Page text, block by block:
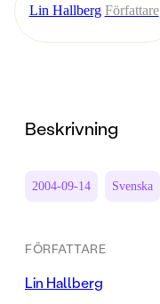
Lin Hallberg Författare
Beskrivning
2004-09-14 Svenska
FÖRFATTARE
Lin Hallberg